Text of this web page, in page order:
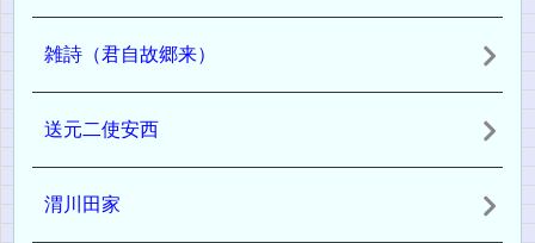
雑詩（君自故郷来）
送元二使安西
渭川田家